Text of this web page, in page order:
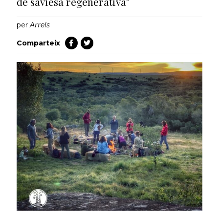
perArrels
Comparteix